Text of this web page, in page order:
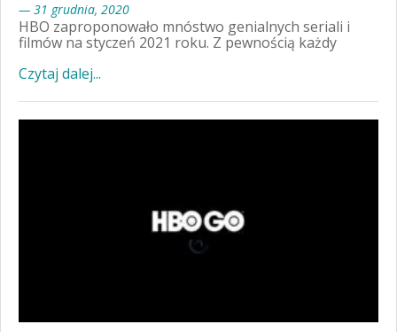
— 31 grudnia, 2020
HBO zaproponowało mnóstwo genialnych seriali i
filmów na styczeń 2021 roku. Z pewnością każdy
Czytaj dalej...